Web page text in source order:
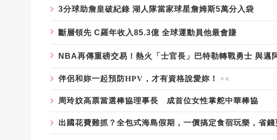
3分球助詹皇破紀錄 湖人隊當家球星詹姆斯5萬分入袋
斷層領先 C羅年收入85.3億 全球運動員他最會賺
NBA再傳重磅交易！熱火「士官長」巴特勒轉戰勇士 與邁
伴侶和妳一起預防HPV，才有資格說愛妳！
周玲妏高票當選棒協理事長 成首位女性掌舵中華棒協
出國花費難抓？全包式海島假期，一價搞定食宿玩樂，省錢